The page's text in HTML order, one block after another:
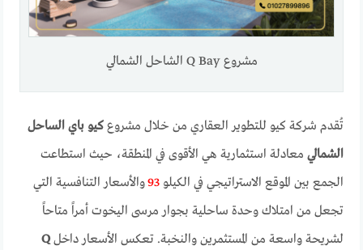
مشروع Q Bay الشاحل الشمالي
تُقدم شركة كيو للتطوير العقاري من خلال مشروعكيو باي الساحل
الشمالي معادلة استثمارية هي الأقوى في المنطقة، حيث استطاعت
الجمع بين الموقع الاستراتيجي في الكيلو93والأسعار التنافسية التي
تجعل من امتلاك وحدة ساحلية بجوار مرسى اليخوت أمراً متاحاً
لشريحة واسعة من المستثمرين والنخبة. تعكس الأسعار داخلQ